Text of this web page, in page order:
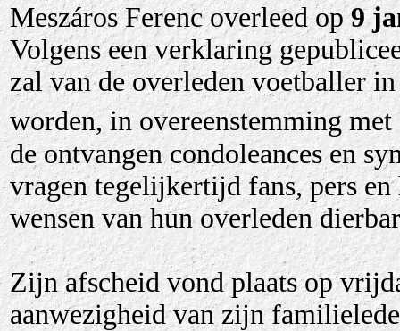
Meszáros Ferenc overleed op9
Volgens een verklaring
zal van de overleden voetballer
worden, in overeenstemming
de ontvangen condoleances en
vragen tegelijkertijd fans, pers
wensen van hun overleden
Zijn afscheid vond plaats op
aanwezigheid van zijn